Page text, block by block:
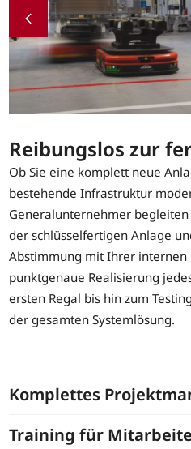
Reibungslos zur
Ob Sie eine komplett neue
bestehende Infrastruktur
Generalunternehmer
der schlüsselfertigen Anlage
Abstimmung mit Ihrer
punktgenaue Realisierung
ersten Regal bis hin zum
der gesamten Systemlösung.
Komplettes
Training für